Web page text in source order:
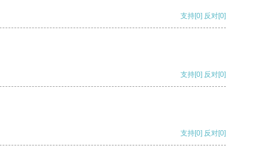
支持[0] 反对[0]
支持[0] 反对[0]
支持[0] 反对[0]